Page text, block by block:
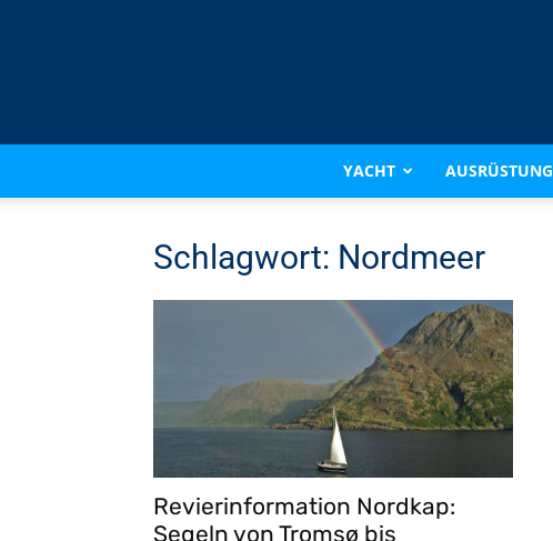
YACHT AUSRÜSTUNG
Schlagwort: Nordmeer
Revierinformation Nordkap:
Segeln von Tromsø bis